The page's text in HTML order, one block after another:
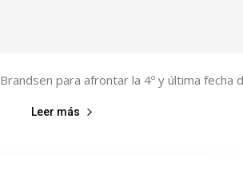
para afrontar la 4º y última fecha
Leer más